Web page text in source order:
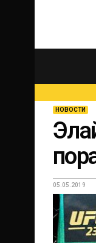
НОВОСТИ
05.05.2019